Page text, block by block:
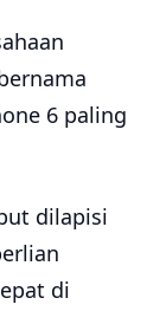
6 paling
dilapisi
di